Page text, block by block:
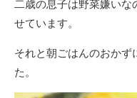
二歳の息子は野菜嫌いな
せています。
それと朝ごはんのおかず
た。